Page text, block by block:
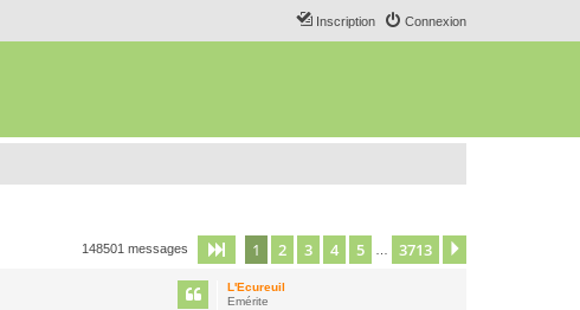
Connexion
Inscription
148501 messages Page sur3713
1 2 3 4 5 3713
L'Ecureuil
Emérite